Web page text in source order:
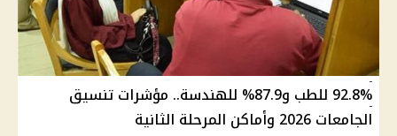
92.8% للطب و87.9% للهندسة.. مؤشرات تنسيق
الجامعات 2026 وأماكن المرحلة الثانية